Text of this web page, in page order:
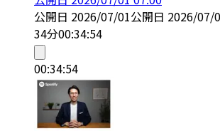
公開日 2026/07/01公開日 2026/07/
34分00:34:54
00:34:54